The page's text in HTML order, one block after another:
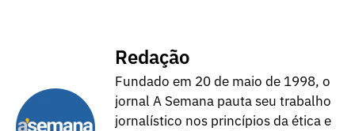
Redação
Fundado em 20 de maio de 1998, o
jornal A Semana pauta seu trabalho
jornalístico nos princípios da ética e